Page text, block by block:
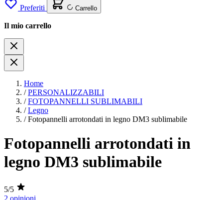
Preferiti Carrello
Il mio carrello
Home
/ PERSONALIZZABILI
/ FOTOPANNELLI SUBLIMABILI
/ Legno
/ Fotopannelli arrotondati in legno DM3 sublimabile
Fotopannelli arrotondati in
legno DM3 sublimabile
5/5
2 opinioni